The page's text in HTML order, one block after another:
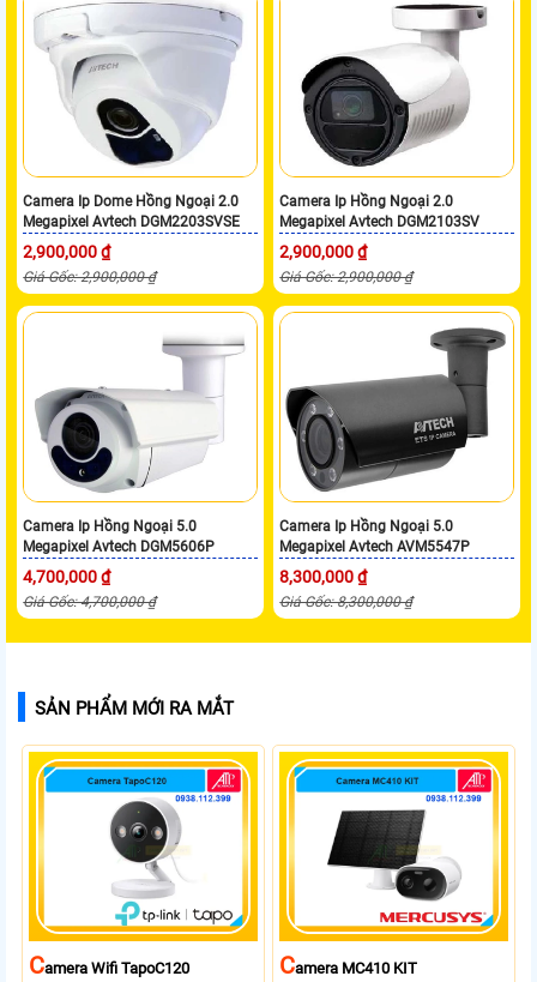
Camera Ip Dome Hồng Ngoại 2.0
Megapixel Avtech DGM2203SVSE
2,900,000 ₫
Giá Gốc: 2,900,000 ₫
Camera Ip Hồng Ngoại 2.0
Megapixel Avtech DGM2103SV
2,900,000 ₫
Giá Gốc: 2,900,000 ₫
Camera Ip Hồng Ngoại 5.0
Megapixel Avtech DGM5606P
4,700,000 ₫
Giá Gốc: 4,700,000 ₫
Camera Ip Hồng Ngoại 5.0
Megapixel Avtech AVM5547P
8,300,000 ₫
Giá Gốc: 8,300,000 ₫
SẢN PHẨM MỚI RA MẮT
CAmera Wifi TapoC120 CAmera MC410 KIT